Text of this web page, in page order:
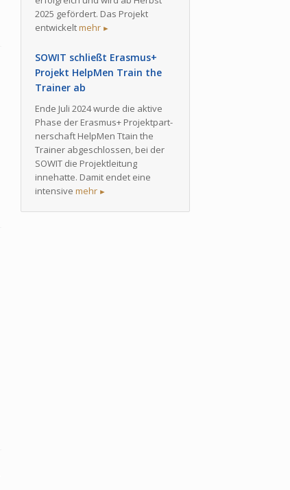
2025 gefördert. Das Projekt
entwickeltmehr ►
SOWIT schließt Erasmus+
Projekt HelpMen Train the
Trainer ab
Ende Juli 2024 wurde die aktive
Phase der Erasmus+ Pro­jekt­part­
ner­schaft HelpMen Ttain the
Trainer abgeschlossen, bei der
SOWIT die Pro­jekt­lei­tung
innehatte. Damit endet eine
intensive mehr ►